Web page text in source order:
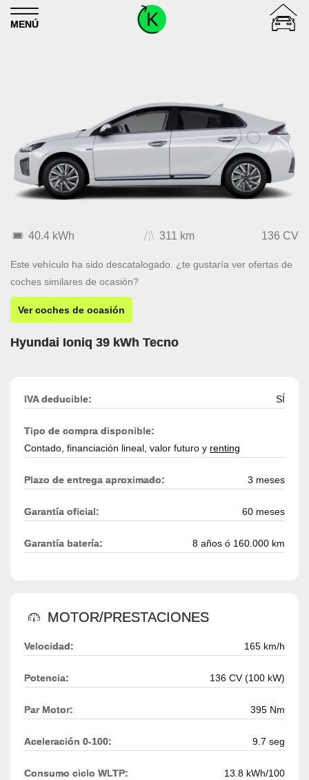
Skip to content
MENÚ
40.4 kWh 311 km 136 CV
Este vehículo ha sido descatalogado. ¿te gustaría ver ofertas de
coches similares de ocasión?
Ver coches de ocasión
Hyundai Ioniq 39 kWh Tecno
IVA deducible: SÍ
Tipo de compra disponible:
Contado, financiación lineal, valor futuro y renting
Plazo de entrega aproximado: 3 meses
Garantía oficial: 60 meses
Garantía batería: 8 años ó 160.000 km
MOTOR/PRESTACIONES
Velocidad: 165 km/h
Potencia: 136 CV (100 kW)
Par Motor: 395 Nm
Aceleración 0-100: 9.7 seg
Consumo ciclo WLTP: 13.8 kWh/100